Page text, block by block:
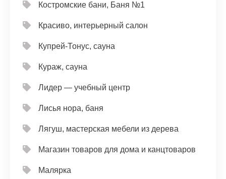
Костромские бани, Баня №1
Красиво, интерьерный салон
Купрей-Тонус, сауна
Кураж, сауна
Лидер — учебный центр
Лисья нора, баня
Лягуш, мастерская мебели из дерева
Магазин товаров для дома и канцтоваров
Малярка